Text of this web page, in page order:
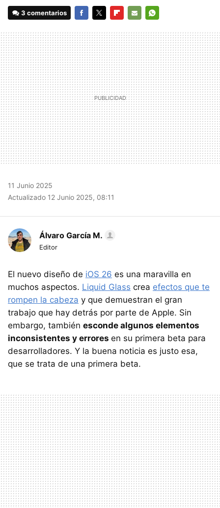
3 comentarios
MAIL
11 Junio 2025
Actualizado 12 Junio 2025, 08:11
Álvaro García M.
Editor
El nuevo diseño de iOS 26 es una maravilla en
muchos aspectos. Liquid Glass crea efectos que te
rompen la cabeza y que demuestran el gran
trabajo que hay detrás por parte de Apple. Sin
embargo, también esconde algunos elementos
inconsistentes y errores en su primera beta para
desarrolladores. Y la buena noticia es justo esa,
que se trata de una primera beta.